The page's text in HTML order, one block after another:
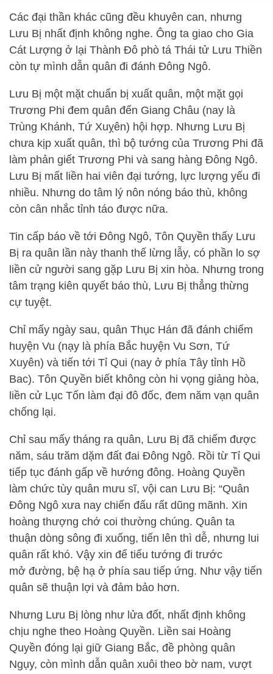
Các đại thần khác cũng đều khuyên can, nhưng
Lưu Bị nhất định không nghe. Ông ta giao cho Gia
Cát Lượng ở lại Thành Đô phò tá Thái tử Lưu Thiền
còn tự mình dẫn quân đi đánh Đông Ngô.
Lưu Bị một mặt chuẩn bị xuất quân, một mặt gọi
Trương Phi đem quân đến Giang Châu (nay là
Trùng Khánh, Tứ Xuỵên) hội hợp. Nhưng Lưu Bị
chưa kịp xuất quân, thì bộ tướng của Trương Phi đã
làm phản giết Trương Phi và sang hàng Đông Ngô.
Lưu Bị mất liền hai viên đại tướng, lực lượng yếu đi
nhiều. Nhưng do tâm lý nôn nóng báo thù, không
còn cân nhắc tỉnh táo được nữa.
Tin cấp báo về tới Đông Ngô, Tôn Quyền thấy Lưu
Bị ra quân lần này thanh thế lừng lẫy, có phần lo sợ
liền cử người sang gặp Lưu Bị xin hòa. Nhưng trong
tâm trạng kiên quyết báo thù, Lưu Bị thẳng thừng
cự tuyệt.
Chỉ mấy ngày sau, quân Thục Hán đã đánh chiếm
huyện Vu (nạy là phía Bắc huyện Vu Sơn, Tứ
Xuyên) và tiến tới Tỉ Qui (nay ở phía Tây tỉnh Hồ
Bac). Tôn Quyền biết không còn hi vọng giảng hòa,
liền cử Lục Tốn làm đại đô đốc, đem năm vạn quân
chống lại.
Chỉ sau mấy tháng ra quân, Lưu Bị đã chiếm được
năm, sáu trăm dặm đất đai Đông Ngô. Rồi từ Tỉ Qui
tiếp tục đánh gấp về hướng đông. Hoàng Quyền
làm chức tùy quân mưu sĩ, vội can Lưu Bị: “Quân
Đông Ngô xưa nay chiến đấu rất dũng mãnh. Xin
hoàng thượng chớ coi thường chúng. Quân ta
thuận dòng sông đi xuống, tiến lên thì dễ, nhưng lui
quân rất khó. Vậy xin để tiểu tướng đi trước
mở đường, bệ hạ ở phía sau tiếp ứng. Như vậy tiến
quân sẽ thuận lợi và đảm bảo hơn.
Nhưng Lưu Bị lòng như lửa đốt, nhất định không
chịu nghe theo Hoàng Quyền. Liền sai Hoàng
Quyền đóng lại giữ Giang Bắc, đề phòng quân
Ngụy, còn mình dẫn quân xuôi theo bờ nam, vượt